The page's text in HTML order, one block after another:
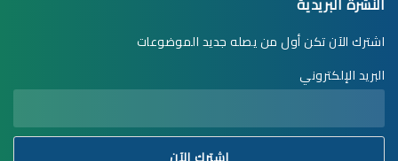
اشترك الآن تكن أول من يصله جديد الموضوعات
البريد الإلكتروني